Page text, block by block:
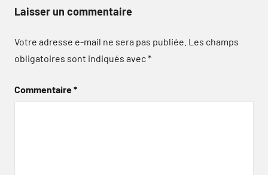
Laisser un commentaire
Votre adresse e-mail ne sera pas publiée. Les champs
obligatoires sont indiqués avec*
Commentaire*